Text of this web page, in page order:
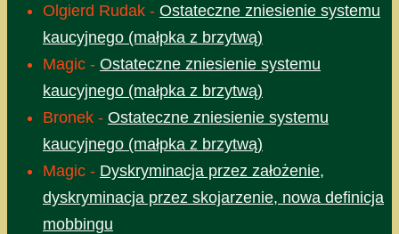
Olgierd Rudak - Ostateczne zniesienie systemu
kaucyjnego (małpka z brzytwą)
Magic - Ostateczne zniesienie systemu
kaucyjnego (małpka z brzytwą)
Bronek - Ostateczne zniesienie systemu
kaucyjnego (małpka z brzytwą)
Magic - Dyskryminacja przez założenie,
dyskryminacja przez skojarzenie, nowa definicja
mobbingu